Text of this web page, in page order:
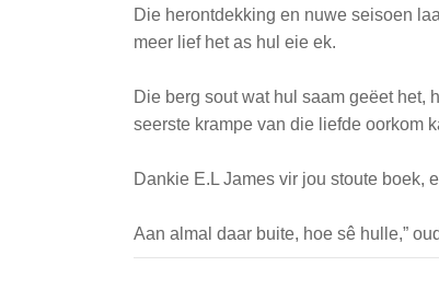
Die herontdekking en nuwe seisoen
meer lief het as hul eie ek.
Die berg sout wat hul saam geëet het,
seerste krampe van die liefde oorkom
Dankie E.L James vir jou stoute boek,
Aan almal daar buite, hoe sê hulle,”